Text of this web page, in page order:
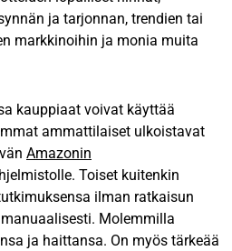
ja tarjonnan, trendien tai
markkinoihin ja monia muita
kauppiaat voivat käyttää
ammattilaiset ulkoistavat
Amazonin
Toiset kuitenkin
ilman ratkaisun
Molemmilla
ja haittansa. On myös tärkeää